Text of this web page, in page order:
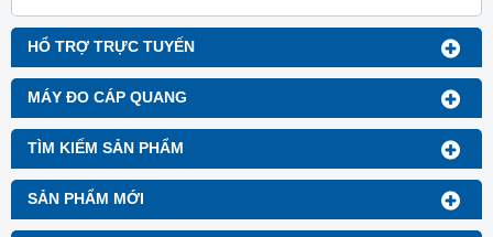
HỔ TRỢ TRỰC TUYẾN
MÁY ĐO CÁP QUANG
TÌM KIẾM SẢN PHẨM
SẢN PHẨM MỚI